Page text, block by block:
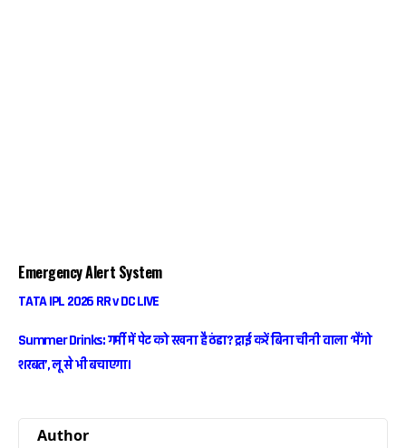
Emergency Alert System
TATA IPL 2026 RR v DC LIVE
Summer Drinks: गर्मी में पेट को रखना है ठंडा? ट्राई करें बिना चीनी वाला ‘मैंगो
शरबत’, लू से भी बचाएगा।
Author